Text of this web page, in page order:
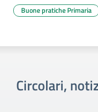
Buone pratiche Primaria
Circolari,